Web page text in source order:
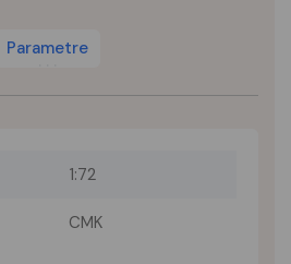
Parametre
1:72
CMK